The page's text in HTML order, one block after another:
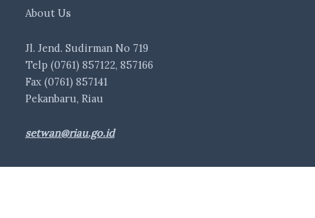
About Us
Jl. Jend. Sudirman No 719
Telp (0761) 857122, 857166
Fax (0761) 857141
Pekanbaru, Riau
setwan@riau.go.id